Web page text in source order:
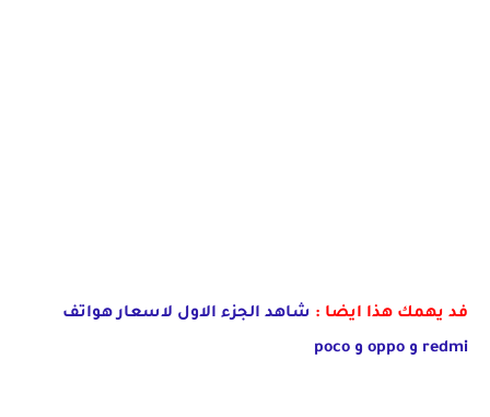
فد يهمك هذا ايضا : شاهد الجزء الاول لاسعار هواتف
redmi و oppo و poco